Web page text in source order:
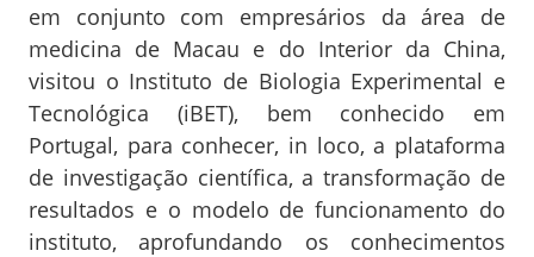
em conjunto com empresários da área de
medicina de Macau e do Interior da China,
visitou o Instituto de Biologia Experimental e
Tecnológica (iBET), bem conhecido em
Portugal, para conhecer, in loco, a plataforma
de investigação científica, a transformação de
resultados e o modelo de funcionamento do
instituto, aprofundando os conhecimentos